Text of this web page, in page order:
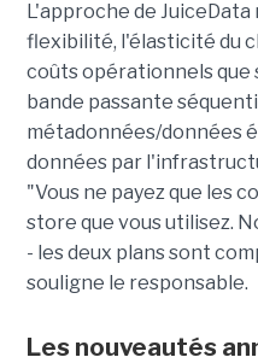
L'approche de JuiceData
flexibilité, l'élasticité du
coûts opérationnels que
bande passante
métadonnées/données
données par
"Vous ne payez que les
store que vous utilisez.
- les deux plans sont
souligne le responsable.
Les nouveautés